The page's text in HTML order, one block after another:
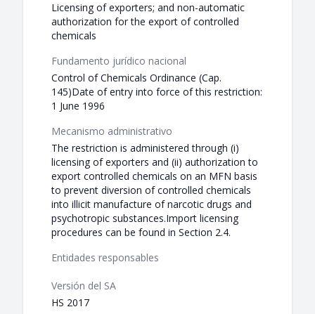
Licensing of exporters; and non-automatic
authorization for the export of controlled
chemicals
Fundamento jurídico nacional
Control of Chemicals Ordinance (Cap.
145)Date of entry into force of this restriction:
1 June 1996
Mecanismo administrativo
The restriction is administered through (i)
licensing of exporters and (ii) authorization to
export controlled chemicals on an MFN basis
to prevent diversion of controlled chemicals
into illicit manufacture of narcotic drugs and
psychotropic substances.Import licensing
procedures can be found in Section 2.4.
Entidades responsables
Versión del SA
HS 2017